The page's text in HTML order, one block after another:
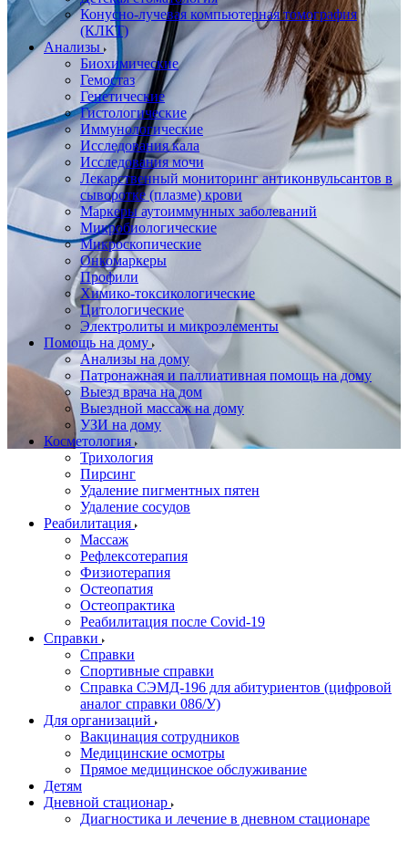
Конусно-лучевая компьютерная томография
(КЛКТ)
Анализы
Биохимические
Гемостаз
Генетические
Гистологические
Иммунологические
Исследования кала
Исследования мочи
Лекарственный мониторинг антиконвульсантов в
сыворотке (плазме) крови
Маркеры аутоиммунных заболеваний
Микробиологические
Микроскопические
Онкомаркеры
Профили
Химико-токсикологические
Цитологические
Электролиты и микроэлементы
Помощь на дому
Анализы на дому
Патронажная и паллиативная помощь на дому
Выезд врача на дом
Выездной массаж на дому
УЗИ на дому
Косметология
Трихология
Пирсинг
Удаление пигментных пятен
Удаление сосудов
Реабилитация
Массаж
Рефлексотерапия
Физиотерапия
Остеопатия
Остеопрактика
Реабилитация после Covid-19
Справки
Справки
Спортивные справки
Справка СЭМД‑196 для абитуриентов (цифровой
аналог справки 086/У)
Для организаций
Вакцинация сотрудников
Медицинские осмотры
Прямое медицинское обслуживание
Детям
Дневной стационар
Диагностика и лечение в дневном стационаре